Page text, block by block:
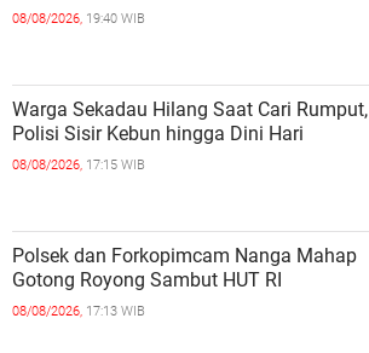
08/08/2026, 19:40 WIB
Warga Sekadau Hilang Saat Cari Rumput,
Polisi Sisir Kebun hingga Dini Hari
08/08/2026, 17:15 WIB
Polsek dan Forkopimcam Nanga Mahap
Gotong Royong Sambut HUT RI
08/08/2026, 17:13 WIB